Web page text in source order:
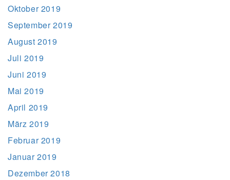
Oktober 2019
September 2019
August 2019
Juli 2019
Juni 2019
Mai 2019
April 2019
März 2019
Februar 2019
Januar 2019
Dezember 2018